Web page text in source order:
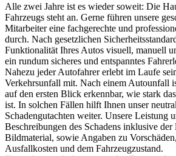
Alle zwei Jahre ist es wieder soweit: Die
Fahrzeugs steht an. Gerne führen unsere
Mitarbeiter eine fachgerechte und
durch. Nach gesetzlichen
Funktionalität Ihres Autos visuell, manuell
ein rundum sicheres und entspanntes
Nahezu jeder Autofahrer erlebt im Laufe
Verkehrsunfall mit. Nach einem Autounfall
auf den ersten Blick erkennbar, wie stark
ist. In solchen Fällen hilft Ihnen unser
Schadengutachten weiter. Unsere Leistung
Beschreibungen des Schadens inklusive
Bildmaterial, sowie Angaben zu
Ausfallkosten und dem Fahrzeugzustand.